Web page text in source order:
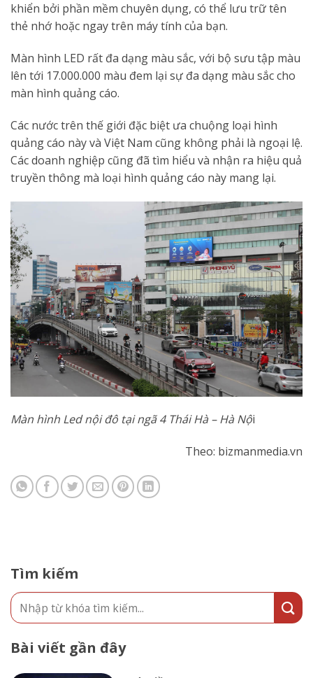
khiển bởi phần mềm chuyên dụng, có thể lưu trữ tên
thẻ nhớ hoặc ngay trên máy tính của bạn.
Màn hình LED rất đa dạng màu sắc, với bộ sưu tập màu
lên tới 17.000.000 màu đem lại sự đa dạng màu sắc cho
màn hình quảng cáo.
Các nước trên thế giới đặc biệt ưa chuộng loại hình
quảng cáo này và Việt Nam cũng không phải là ngoại lệ.
Các doanh nghiệp cũng đã tìm hiểu và nhận ra hiệu quả
truyền thông mà loại hình quảng cáo này mang lại.
Màn hình Led nội đô tại ngã 4 Thái Hà – Hà Nội
Theo: bizmanmedia.vn
Tìm kiếm
Bài viết gần đây